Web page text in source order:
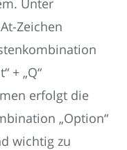
Zeichen
+ „Q“
erfolgt die
„Option“
wichtig zu